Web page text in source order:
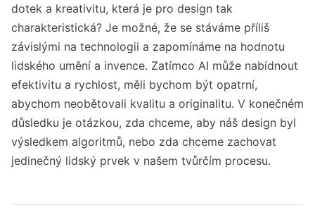
dotek a kreativitu, která je pro design tak
charakteristická? Je možné, že se stáváme příliš
závislými na technologii a zapomínáme na hodnotu
lidského umění a invence. Zatímco AI může nabídnout
efektivitu a rychlost, měli bychom být opatrní,
abychom neobětovali kvalitu a originalitu. V konečném
důsledku je otázkou, zda chceme, aby náš design byl
výsledkem algoritmů, nebo zda chceme zachovat
jedinečný lidský prvek v našem tvůrčím procesu.